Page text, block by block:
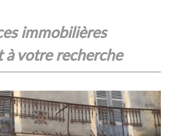
à votre recherche